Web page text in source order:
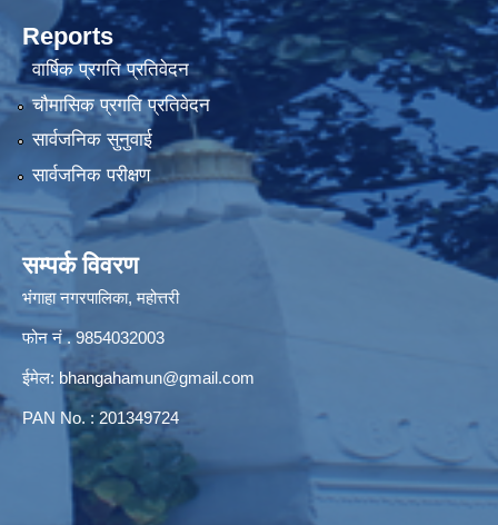
Reports
वार्षिक प्रगति प्रतिवेदन
चौमासिक प्रगति प्रतिवेदन
सार्वजनिक सुनुवाई
सार्वजनिक परीक्षण
सम्पर्क विवरण
भंगाहा नगरपालिका, महोत्तरी
फोन नं . 9854032003
ईमेल: bhangahamun@gmail.com
PAN No. : 201349724